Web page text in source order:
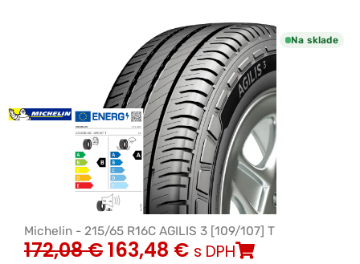
Na sklade
Michelin - 215/65 R16C AGILIS 3 [109/107] T
172,08€163,48 € s DPH